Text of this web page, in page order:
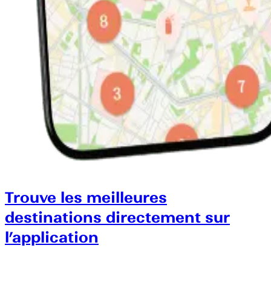
Trouve les meilleures
destinations directement sur
l’application